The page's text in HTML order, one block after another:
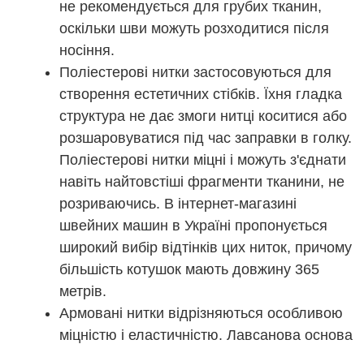
не рекомендується для грубих тканин,
оскільки шви можуть розходитися після
носіння.
Поліестерові нитки застосовуються для
створення естетичних стібків. Їхня гладка
структура не дає змоги нитці коситися або
розшаровуватися під час заправки в голку.
Поліестерові нитки міцні і можуть з'єднати
навіть найтовстіші фрагменти тканини, не
розриваючись. В інтернет-магазині
швейних машин в Україні пропонується
широкий вибір відтінків цих ниток, причому
більшість котушок мають довжину 365
метрів.
Армовані нитки відрізняються особливою
міцністю і еластичністю. Лавсанова основа